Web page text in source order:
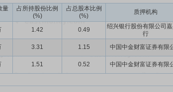
量
占所持股份比例
(%)
占总股本比例
(%)
质押机构
1.42 0.49
绍兴银行股份有限公司
行
3.31 1.15 中国中金财富证券有限
1.51 0.52 中国中金财富证券有限